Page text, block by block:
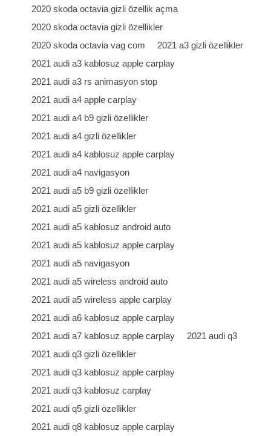
2020 skoda octavia gizli özellik açma
2020 skoda octavia gizli özellikler
2020 skoda octavia vag com
2021 a3 gi̇zli̇ özelli̇kler
2021 audi a3 kablosuz apple carplay
2021 audi a3 rs animasyon stop
2021 audi a4 apple carplay
2021 audi a4 b9 gizli özellikler
2021 audi a4 gizli özellikler
2021 audi a4 kablosuz apple carplay
2021 audi a4 navigasyon
2021 audi a5 b9 gizli özellikler
2021 audi a5 gizli özellikler
2021 audi a5 kablosuz android auto
2021 audi a5 kablosuz apple carplay
2021 audi a5 navigasyon
2021 audi a5 wireless android auto
2021 audi a5 wireless apple carplay
2021 audi a6 kablosuz apple carplay
2021 audi a7 kablosuz apple carplay
2021 audi q3
2021 audi q3 gizli özellikler
2021 audi q3 kablosuz apple carplay
2021 audi q3 kablosuz carplay
2021 audi q5 gizli özellikler
2021 audi q8 kablosuz apple carplay